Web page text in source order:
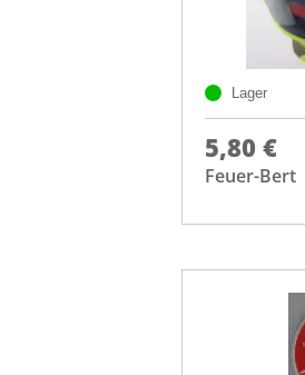
Lager
5,80 €
Feuer-Bert